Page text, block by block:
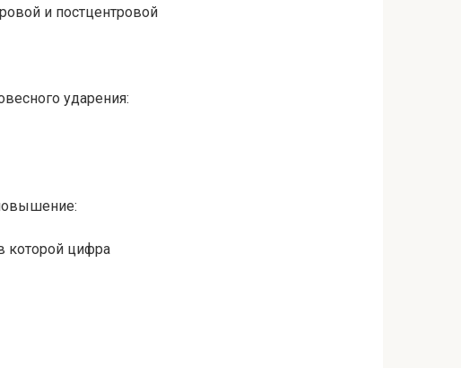
и постцентровой
ударения:
которой цифра